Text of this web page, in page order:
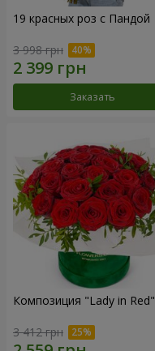
19 красных роз с Пандой
3 998 грн
Заказать
Композиция "Lady in Red"
3 412 грн